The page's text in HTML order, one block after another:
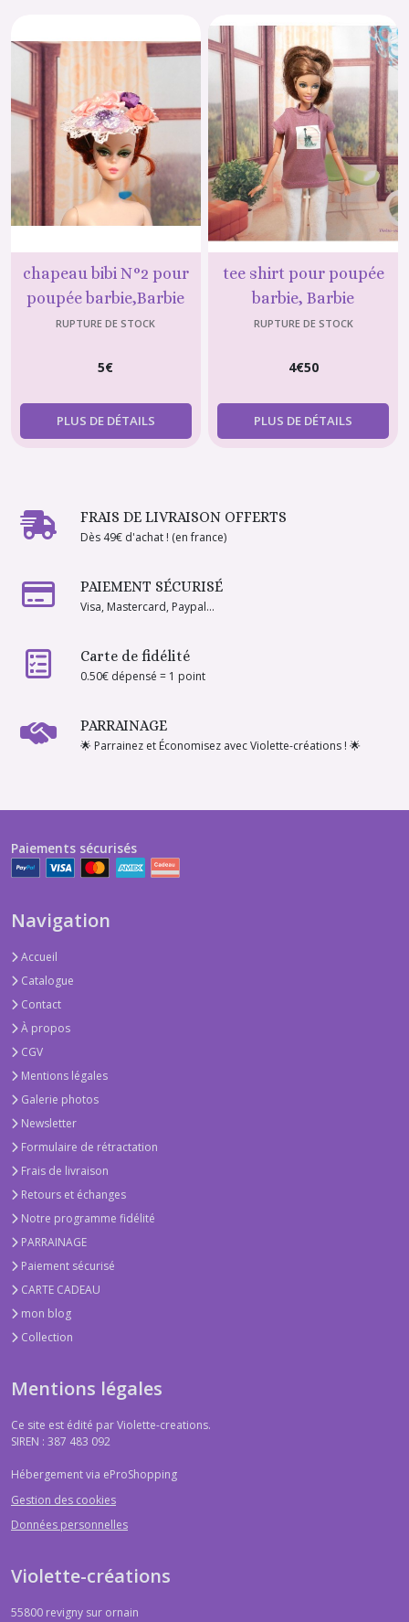
chapeau bibi N°2 pour
poupée barbie,Barbie
fashionistas, barbie
RUPTURE DE STOCK
5€
PLUS DE DÉTAILS
tee shirt pour poupée
barbie, Barbie
fashionistas, vêtement
RUPTURE DE STOCK
4€50
PLUS DE DÉTAILS
FRAIS DE LIVRAISON OFFERTS
Dès 49€ d'achat ! (en france)
PAIEMENT SÉCURISÉ
Visa, Mastercard, Paypal...
Carte de fidélité
0.50€ dépensé = 1 point
PARRAINAGE
🌟 Parrainez et Économisez avec Violette-créations ! 🌟
Paiements sécurisés
Navigation
Accueil
Catalogue
Contact
À propos
CGV
Mentions légales
Galerie photos
Newsletter
Formulaire de rétractation
Frais de livraison
Retours et échanges
Notre programme fidélité
PARRAINAGE
Paiement sécurisé
CARTE CADEAU
mon blog
Collection
Mentions légales
Ce site est édité par Violette-creations.
SIREN : 387 483 092
Hébergement via eProShopping
Gestion des cookies
Données personnelles
Violette-créations
55800 revigny sur ornain